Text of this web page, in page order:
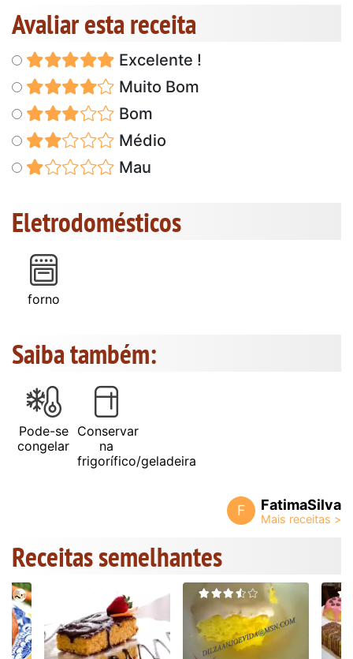
Avaliar esta receita
Excelente !
Muito Bom
Bom
Médio
Mau
Eletrodomésticos
forno
Saiba também:
Pode-se
congelar
Conservar
na
frigorífico/geladeira
F FatimaSilva
Receitas semelhantes